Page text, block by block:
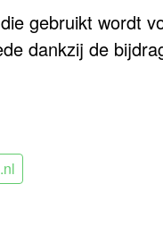
gebruikt wordt
dankzij de